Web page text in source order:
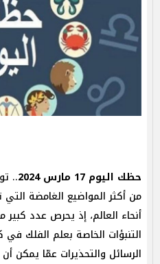
حظك اليوم 17 مارس 2024
..
من أكثر المواضيع الغامضة
أنحاء العالم، إذ يحرص عدد
التنبؤات الخاصة بعلم الفلك
الرسائل والتحذيرات عمّا يمكن